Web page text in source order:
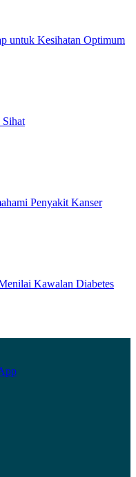
untuk Kesihatan Optimum
Sihat
Penyakit Kanser
Kawalan Diabetes